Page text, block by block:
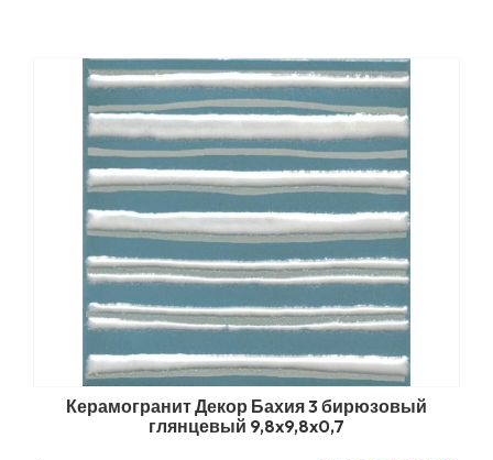
Керамогранит Декор Бахия 3 бирюзовый
глянцевый 9,8x9,8x0,7